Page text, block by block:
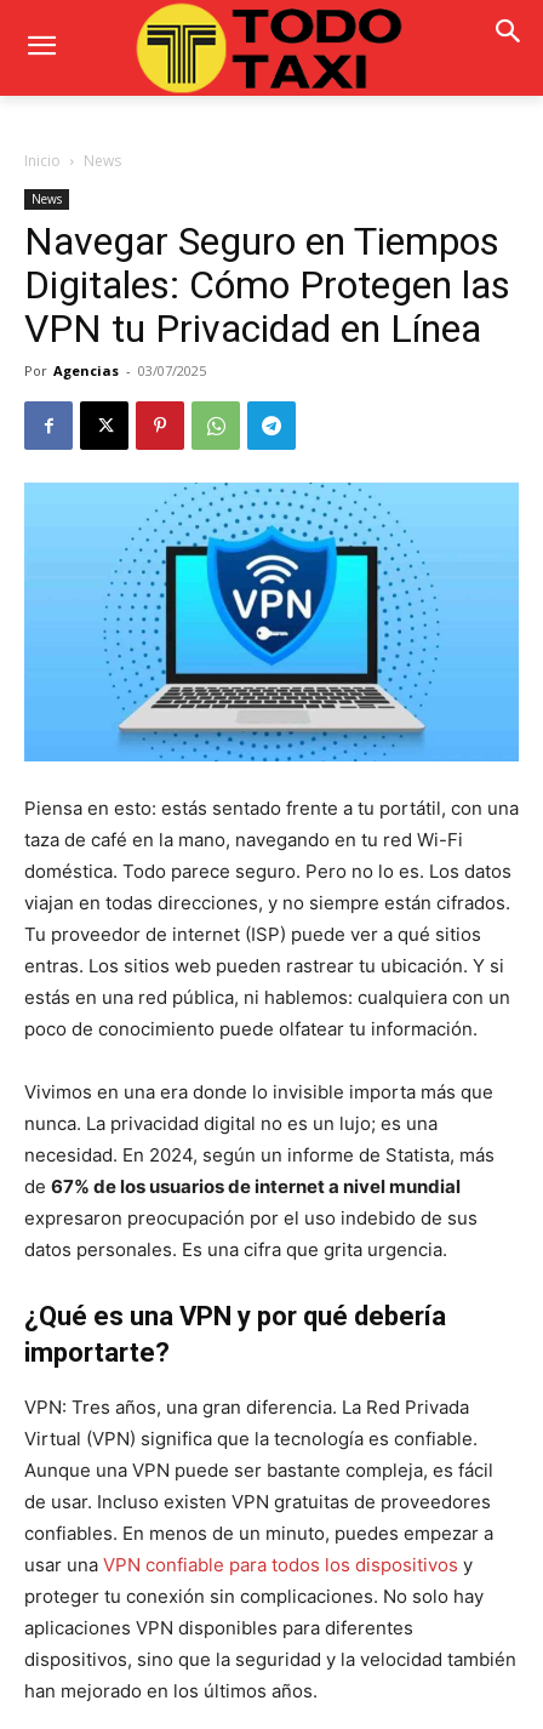
Inicio News
News
Navegar Seguro en Tiempos
Digitales: Cómo Protegen las
VPN tu Privacidad en Línea
Por Agencias - 03/07/2025
Piensa en esto: estás sentado frente a tu portátil, con una
taza de café en la mano, navegando en tu red Wi-Fi
doméstica. Todo parece seguro. Pero no lo es. Los datos
viajan en todas direcciones, y no siempre están cifrados.
Tu proveedor de internet (ISP) puede ver a qué sitios
entras. Los sitios web pueden rastrear tu ubicación. Y si
estás en una red pública, ni hablemos: cualquiera con un
poco de conocimiento puede olfatear tu información.
Vivimos en una era donde lo invisible importa más que
nunca. La privacidad digital no es un lujo; es una
necesidad. En 2024, según un informe de Statista, más
de 67% de los usuarios de internet a nivel mundial
expresaron preocupación por el uso indebido de sus
datos personales. Es una cifra que grita urgencia.
¿Qué es una VPN y por qué debería
importarte?
VPN: Tres años, una gran diferencia. La Red Privada
Virtual (VPN) significa que la tecnología es confiable.
Aunque una VPN puede ser bastante compleja, es fácil
de usar. Incluso existen VPN gratuitas de proveedores
confiables. En menos de un minuto, puedes empezar a
usar una VPN confiable para todos los dispositivos y
proteger tu conexión sin complicaciones. No solo hay
aplicaciones VPN disponibles para diferentes
dispositivos, sino que la seguridad y la velocidad también
han mejorado en los últimos años.